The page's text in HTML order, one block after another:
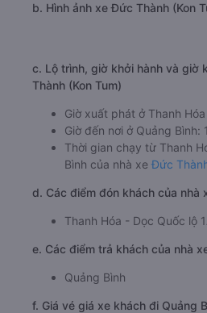
b. Hình ảnh xe Đức Thành (Kon
c. Lộ trình, giờ khởi hành và giờ
Thành (Kon Tum)
Giờ xuất phát ở Thanh
Giờ đến nơi ở Quảng Bình:
Thời gian chạy từ Thanh
Bình của nhà xe Đức
d. Các điểm đón khách của nhà
Thanh Hóa - Dọc Quốc lộ
e. Các điểm trả khách của nhà
Quảng Bình
f. Giá vé giá xe khách đi Quảng